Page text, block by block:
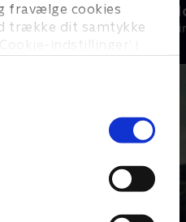
fravælge cookies
trække dit samtykke
indstillinger’ i
Inspector
Krimi &